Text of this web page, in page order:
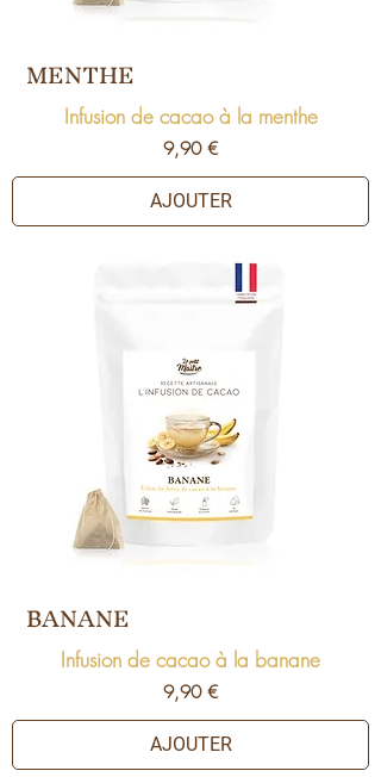
MENTHE
Infusion de cacao à la menthe
Prix
9,90 €
AJOUTER
BANANE
Infusion de cacao à la banane
Prix
9,90 €
AJOUTER